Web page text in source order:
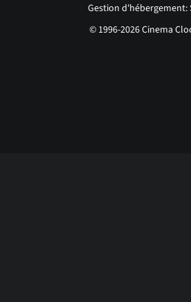
Gestion d'hébergement:
© 1996-2026 Cinema